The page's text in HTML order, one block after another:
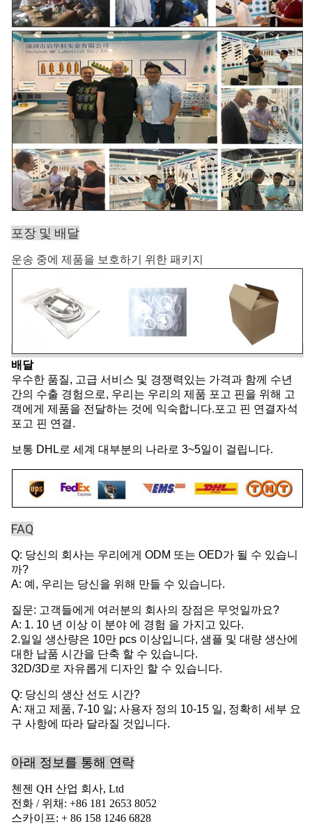
포장 및 배달
운송 중에 제품을 보호하기 위한 패키지
배달
우수한 품질, 고급 서비스 및 경쟁력있는 가격과 함께 수년
간의 수출 경험으로, 우리는 우리의 제품 포고 핀을 위해 고
객에게 제품을 전달하는 것에 익숙합니다.포고 핀 연결자석
포고 핀 연결.
보통 DHL로 세계 대부분의 나라로 3~5일이 걸립니다.
FAQ
Q: 당신의 회사는 우리에게 ODM 또는 OED가 될 수 있습니
까?
A: 예, 우리는 당신을 위해 만들 수 있습니다.
질문: 고객들에게 여러분의 회사의 장점은 무엇일까요?
A: 1. 10 년 이상 이 분야 에 경험 을 가지고 있다.
2.일일 생산량은 10만 pcs 이상입니다, 샘플 및 대량 생산에
대한 납품 시간을 단축 할 수 있습니다.
32D/3D로 자유롭게 디자인 할 수 있습니다.
Q: 당신의 생산 선도 시간?
A: 재고 제품, 7-10 일; 사용자 정의 10-15 일, 정확히 세부 요
구 사항에 따라 달라질 것입니다.
아래 정보를 통해 연락
첸젠 QH 산업 회사, Ltd
전화 / 위채: +86 181 2653 8052
스카이프: + 86 158 1246 6828